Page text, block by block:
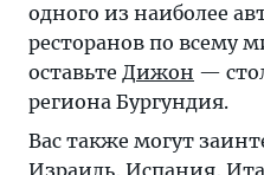
одного из наиболее
ресторанов по всему
оставьте Дижон —
региона Бургундия.
Вас также могут
Израиль, Испания,